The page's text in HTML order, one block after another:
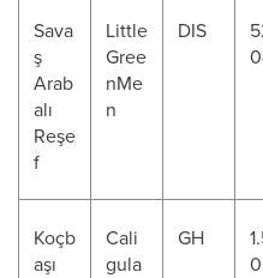
Sava
ş
Arab
alı
Reşe
f
Little
Gree
nMe
n
DIS
Koçb
aşı
Cali
gula
GH
0